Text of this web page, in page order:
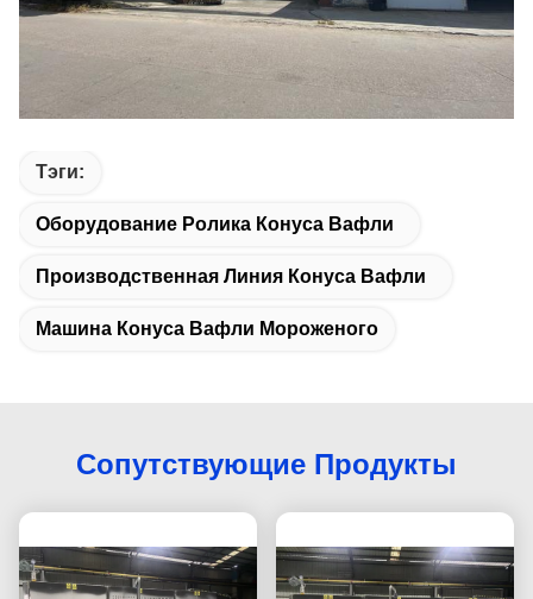
Тэги:
Оборудование Ролика Конуса Вафли
Производственная Линия Конуса Вафли
Машина Конуса Вафли Мороженого
Сопутствующие Продукты